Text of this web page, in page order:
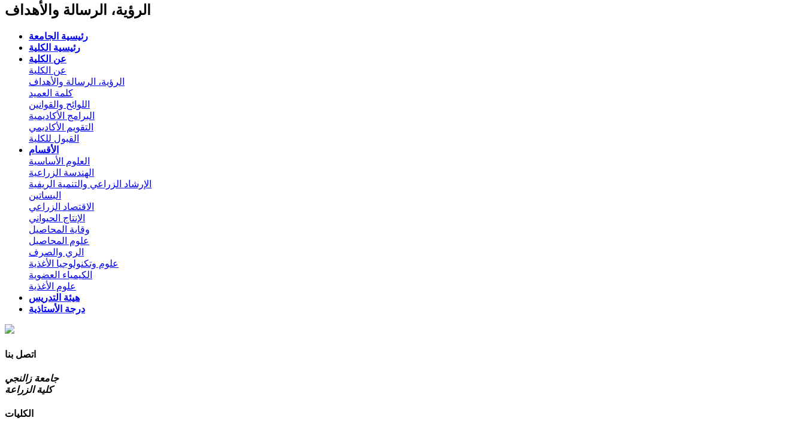
الرؤية، الرسالة والأهداف
رئيسية الجامعة
رئيسية الكلية
عن الكلية
عن الكلية
الرؤية، الرسالة والأهداف
كلمة العميد
اللوائح والقوانين
البرامج الأكاديمية
التقويم الأكاديمي
القبول للكلية
الأقسام
العلوم الأساسية
الهندسة الزراعية
الإرشاد الزراعي والتنمية الريفية
البساتين
الاقتصاد الزراعي
الإنتاج الحيواني
وقاية المحاصيل
علوم المحاصيل
الري والصرف
علوم وتكنولوجيا الأغذية
الكيمياء العضوية
علوم الأغذية
هيئة التدريس
درجة الأستاذية
اتصل بنا
جامعة زالنجي
كلية الزراعة
الكليات